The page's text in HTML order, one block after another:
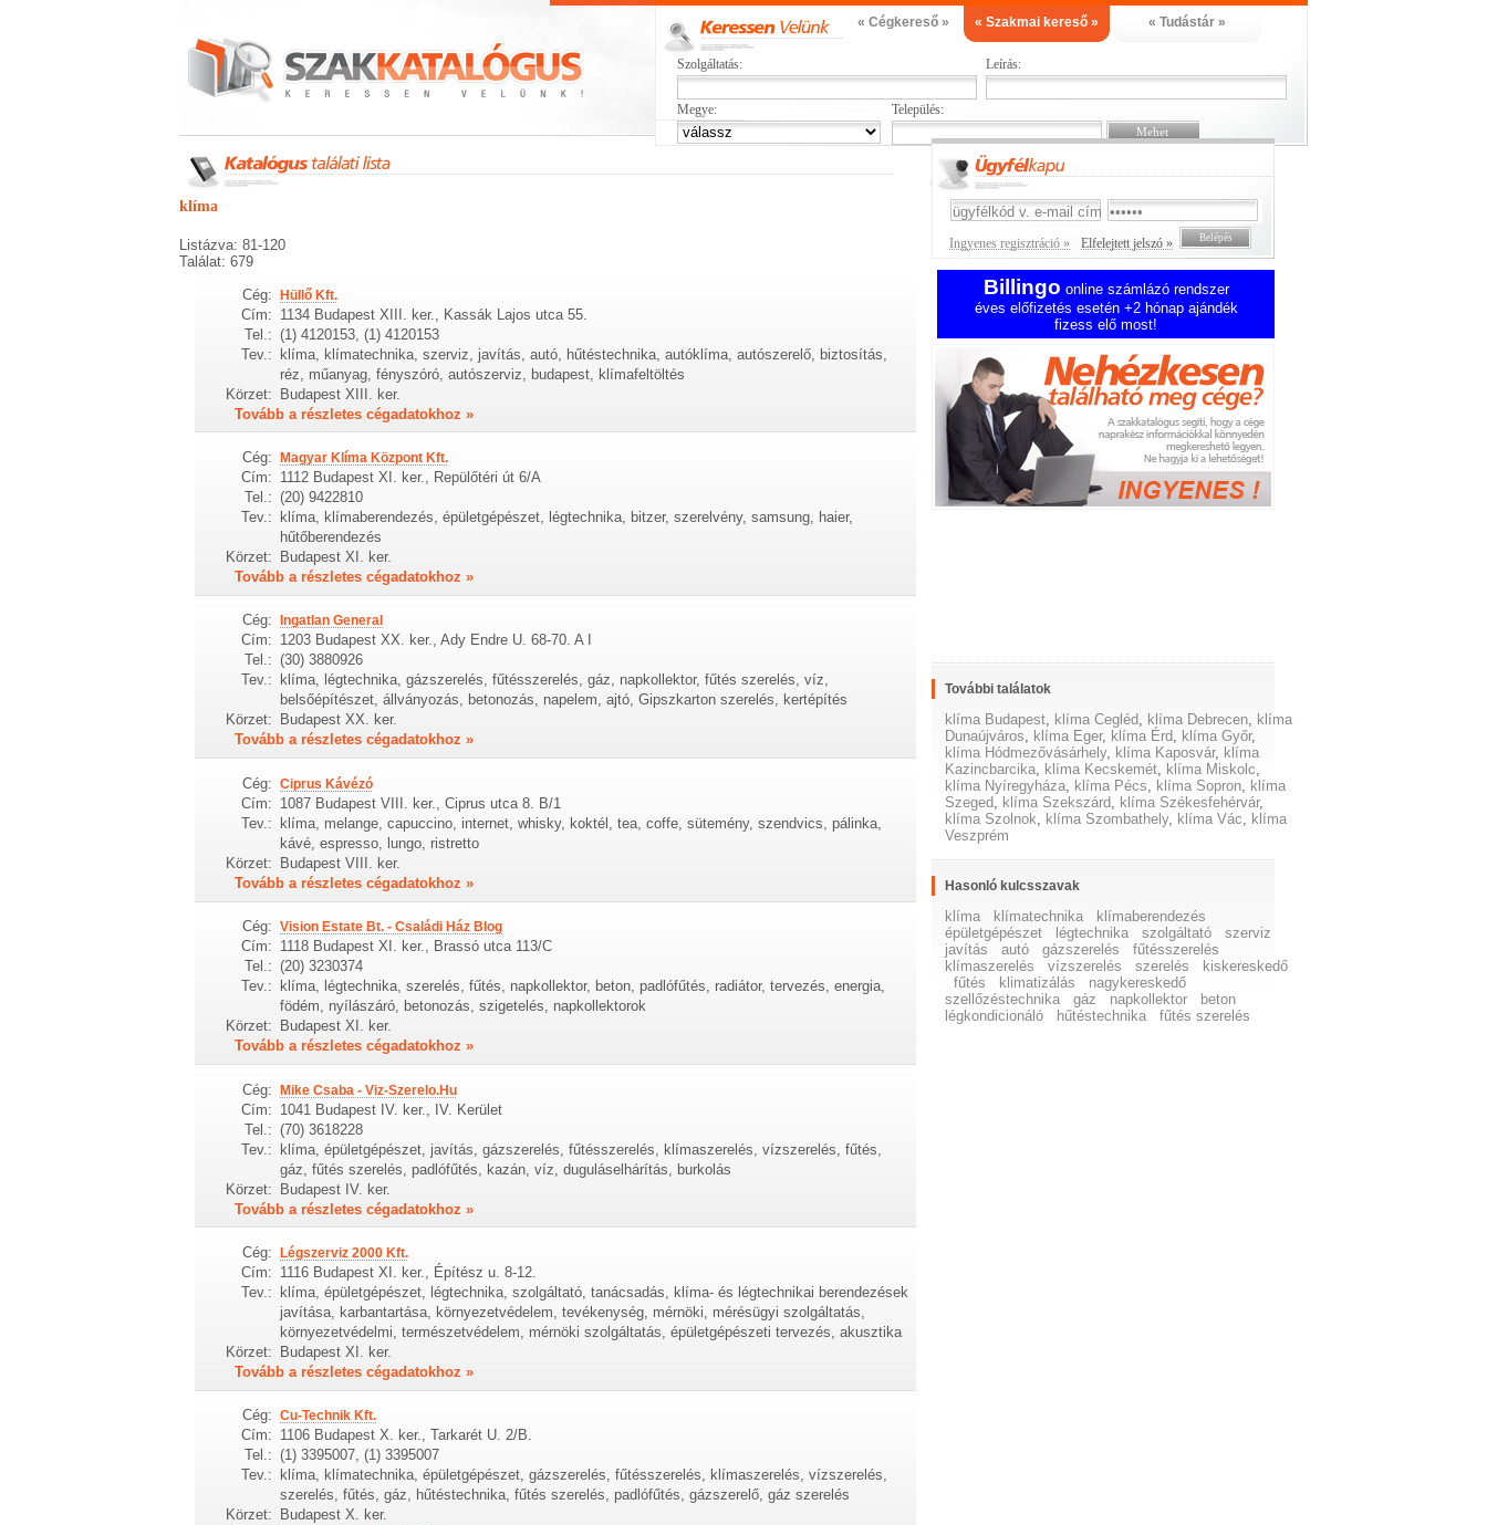
« Cégkereső » « Szakmai kereső » « Tudástár »
Szolgáltatás: Leírás:
Megye: Település:
klíma
Listázva: 81-120
Találat: 679
Cég: Hüllő Kft.
Cím: 1134 Budapest XIII. ker., Kassák Lajos utca 55.
Tel.: (1) 4120153, (1) 4120153
Tev.: klíma, klímatechnika, szerviz, javítás, autó, hűtéstechnika, autóklíma, autószerelő, biztosítás,
réz, műanyag, fényszóró, autószerviz, budapest, klímafeltöltés
Körzet: Budapest XIII. ker.
Tovább a részletes cégadatokhoz »
Cég: Magyar Klíma Központ Kft.
Cím: 1112 Budapest XI. ker., Repülőtéri út 6/A
Tel.: (20) 9422810
Tev.:
klíma, klímaberendezés, épületgépészet, légtechnika, bitzer, szerelvény, samsung, haier,
hűtőberendezés
Körzet:
Budapest XI. ker.
Tovább a részletes cégadatokhoz »
Cég: Ingatlan General
Cím: 1203 Budapest XX. ker., Ady Endre U. 68-70. A I
Tel.: (30) 3880926
Tev.:
klíma, légtechnika, gázszerelés, fűtésszerelés, gáz, napkollektor, fűtés szerelés, víz,
belsőépítészet, állványozás, betonozás, napelem, ajtó, Gipszkarton szerelés, kertépítés
Körzet:
Budapest XX. ker.
Tovább a részletes cégadatokhoz »
Cég: Ciprus Kávézó
Cím: 1087 Budapest VIII. ker., Ciprus utca 8. B/1
Tev.:
klíma, melange, capuccino, internet, whisky, koktél, tea, coffe, sütemény, szendvics, pálinka,
kávé, espresso, lungo, ristretto
Körzet:
Budapest VIII. ker.
Tovább a részletes cégadatokhoz »
Cég: Vision Estate Bt. - Családi Ház Blog
Cím: 1118 Budapest XI. ker., Brassó utca 113/C
Tel.: (20) 3230374
Tev.:
klíma, légtechnika, szerelés, fűtés, napkollektor, beton, padlófűtés, radiátor, tervezés, energia,
födém, nyílászáró, betonozás, szigetelés, napkollektorok
Körzet:
Budapest XI. ker.
Tovább a részletes cégadatokhoz »
Cég: Mike Csaba - Viz-Szerelo.Hu
Cím: 1041 Budapest IV. ker., IV. Kerület
Tel.: (70) 3618228
Tev.: klíma, épületgépészet, javítás, gázszerelés, fűtésszerelés, klímaszerelés, vízszerelés, fűtés,
gáz, fűtés szerelés, padlófűtés, kazán, víz, duguláselhárítás, burkolás
Körzet: Budapest IV. ker.
Tovább a részletes cégadatokhoz »
Cég: Légszerviz 2000 Kft.
Cím: 1116 Budapest XI. ker., Építész u. 8-12.
Tev.:
klíma, épületgépészet, légtechnika, szolgáltató, tanácsadás, klíma- és légtechnikai berendezések
javítása, karbantartása, környezetvédelem, tevékenység, mérnöki, mérésügyi szolgáltatás,
környezetvédelmi, természetvédelem, mérnöki szolgáltatás, épületgépészeti tervezés, akusztika
Körzet:
Budapest XI. ker.
Tovább a részletes cégadatokhoz »
Cég: Cu-Technik Kft.
Cím: 1106 Budapest X. ker., Tarkarét U. 2/B.
Tel.: (1) 3395007, (1) 3395007
Tev.:
klíma, klímatechnika, épületgépészet, gázszerelés, fűtésszerelés, klímaszerelés, vízszerelés,
szerelés, fűtés, gáz, hűtéstechnika, fűtés szerelés, padlófűtés, gázszerelő, gáz szerelés
Körzet:
Budapest X. ker.
Ingyenes regisztráció » Elfelejtett jelszó »
Billingo online számlázó rendszer
éves előfizetés esetén +2 hónap ajándék
fizess elő most!
További találatok
klíma Budapest, klíma Cegléd, klíma Debrecen, klíma
Dunaújváros, klíma Eger, klíma Érd, klíma Győr,
klíma Hódmezővásárhely, klíma Kaposvár, klíma
Kazincbarcika, klíma Kecskemét, klíma Miskolc,
klíma Nyíregyháza, klíma Pécs, klíma Sopron, klíma
Szeged, klíma Szekszárd, klíma Székesfehérvár,
klíma Szolnok, klíma Szombathely, klíma Vác, klíma
Veszprém
Hasonló kulcsszavak
klíma klímatechnika
klímaberendezés
épületgépészet
légtechnika szolgáltató
szerviz
javítás
autó gázszerelés
fűtésszerelés
klímaszerelés
vízszerelés szerelés
kiskereskedő
fűtés
klimatizálás
nagykereskedő
szellőzéstechnika
gáz napkollektor
beton
légkondicionáló
hűtéstechnika fűtés szerelés